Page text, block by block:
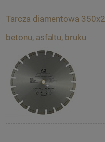
Tarcza diamentowa
betonu, asfaltu, bruku